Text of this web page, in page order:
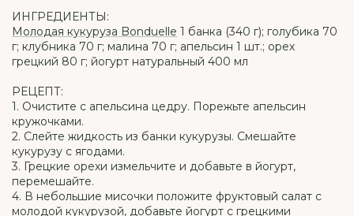
ИНГРЕДИЕНТЫ:
Молодая кукуруза Bonduelle 1 банка (340 г); голубика 70
г; клубника 70 г; малина 70 г; апельсин 1 шт.; орех
грецкий 80 г; йогурт натуральный 400 мл
РЕЦЕПТ:
1. Очистите с апельсина цедру. Порежьте апельсин
кружочками.
2. Слейте жидкость из банки кукурузы. Смешайте
кукурузу с ягодами.
3. Грецкие орехи измельчите и добавьте в йогурт,
перемешайте.
4. В небольшие мисочки положите фруктовый салат с
молодой кукурузой, добавьте йогурт с грецкими